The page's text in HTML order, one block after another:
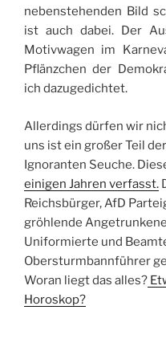
nebenstehenden Bild
ist auch dabei. Der
Motivwagen im
Pflänzchen der
ich dazugedichtet.
Allerdings dürfen wir
uns ist ein großer Teil
Ignoranten Seuche.
einigen Jahren verfasst.
Reichsbürger, AfD
gröhlende
Uniformierte und
Obersturmbannführer
Woran liegt das alles?
Horoskop?